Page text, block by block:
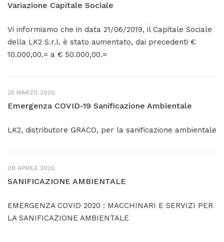
Variazione Capitale Sociale
Vi informiamo che in data 21/06/2019, il Capitale Sociale
della LK2 S.r.l. è stato aumentato, dai precedenti €
10.000,00.= a € 50.000,00.=
25 MARZO 2020
Emergenza COVID-19 Sanificazione Ambientale
LK2, distributore GRACO, per la sanificazione ambientale
09 APRILE 2020
SANIFICAZIONE AMBIENTALE
EMERGENZA COVID 2020 : MACCHINARI E SERVIZI PER
LA SANIFICAZIONE AMBIENTALE